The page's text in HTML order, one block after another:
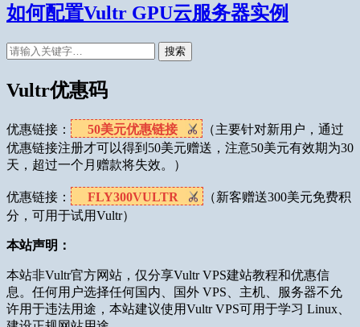
如何配置Vultr GPU云服务器实例
搜索
Vultr优惠码
优惠链接： 50美元优惠链接
（主要针对新用户，通过
优惠链接注册才可以得到50美元赠送，注意50美元有效期为30
天，超过一个月赠款将失效。）
优惠链接： FLY300VULTR
（新客赠送300美元免费积
分，可用于试用Vultr）
本站声明：
本站非Vultr官方网站，仅分享Vultr VPS建站教程和优惠信
息。任何用户选择任何国内、国外 VPS、主机、服务器不允
许用于违法用途，本站建议使用Vultr VPS可用于学习 Linux、